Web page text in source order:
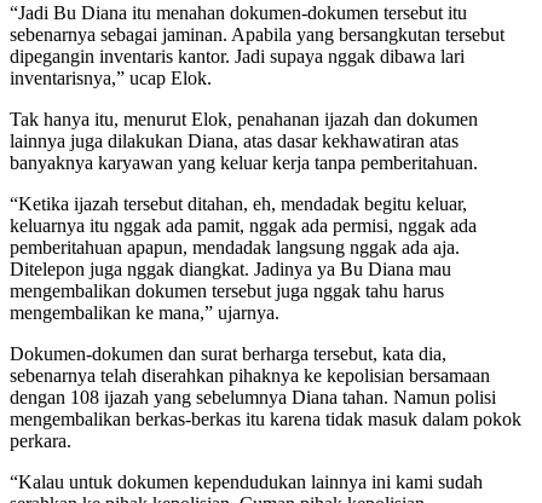
“Jadi Bu Diana itu menahan dokumen-dokumen tersebut itu
sebenarnya sebagai jaminan. Apabila yang bersangkutan tersebut
dipegangin inventaris kantor. Jadi supaya nggak dibawa lari
inventarisnya,” ucap Elok.
Tak hanya itu, menurut Elok, penahanan ijazah dan dokumen
lainnya juga dilakukan Diana, atas dasar kekhawatiran atas
banyaknya karyawan yang keluar kerja tanpa pemberitahuan.
“Ketika ijazah tersebut ditahan, eh, mendadak begitu keluar,
keluarnya itu nggak ada pamit, nggak ada permisi, nggak ada
pemberitahuan apapun, mendadak langsung nggak ada aja.
Ditelepon juga nggak diangkat. Jadinya ya Bu Diana mau
mengembalikan dokumen tersebut juga nggak tahu harus
mengembalikan ke mana,” ujarnya.
Dokumen-dokumen dan surat berharga tersebut, kata dia,
sebenarnya telah diserahkan pihaknya ke kepolisian bersamaan
dengan 108 ijazah yang sebelumnya Diana tahan. Namun polisi
mengembalikan berkas-berkas itu karena tidak masuk dalam pokok
perkara.
“Kalau untuk dokumen kependudukan lainnya ini kami sudah